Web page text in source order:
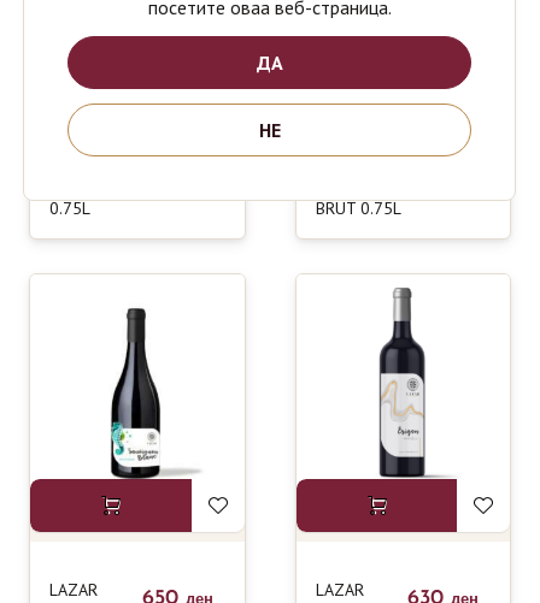
BOVIN
0.75L
590ден
BRUT 0.75L
590ден
LAZAR
LAZAR
посетите оваа веб-страница.
ДА
НЕ